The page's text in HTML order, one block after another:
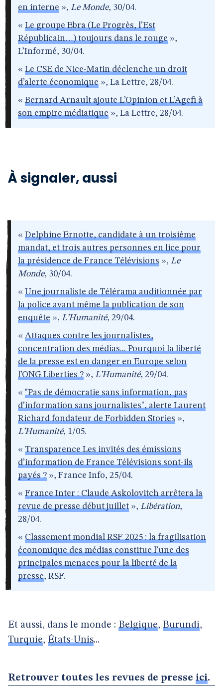
en interne », Le Monde, 30/04.
« Le groupe Ebra (Le Progrès, l’Est
Républicain…) toujours dans le rouge »,
L’Informé, 30/04.
« Le CSE de Nice-Matin déclenche un droit
d’alerte économique », La Lettre, 28/04.
« Bernard Arnault ajoute L’Opinion et L’Agefi à
son empire médiatique », La Lettre, 28/04.
À signaler, aussi
« Delphine Ernotte, candidate à un troisième
mandat, et trois autres personnes en lice pour
la présidence de France Télévisions », Le
Monde, 30/04.
« Une journaliste de Télérama auditionnée par
la police avant même la publication de son
enquête », L’Humanité, 29/04.
« Attaques contre les journalistes,
concentration des médias... Pourquoi la liberté
de la presse est en danger en Europe selon
l’ONG Liberties ? », L’Humanité, 29/04.
« "Pas de démocratie sans information, pas
d’information sans journalistes", alerte Laurent
Richard fondateur de Forbidden Stories »,
L’Humanité, 1/05.
« Transparence Les invités des émissions
d’information de France Télévisions sont-ils
payés ? », France Info, 25/04.
« France Inter : Claude Askolovitch arrêtera la
revue de presse début juillet », Libération,
28/04.
« Classement mondial RSF 2025 : la fragilisation
économique des médias constitue l’une des
principales menaces pour la liberté de la
presse, RSF.
Et aussi, dans le monde : Belgique, Burundi,
Turquie, États-Unis...
Retrouver toutes les revues de presse ici.